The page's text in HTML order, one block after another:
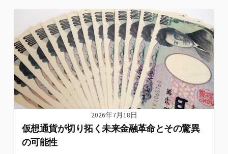
ー
2026年7月18日
仮想通貨が切り拓く未来金融革命とその驚異
の可能性